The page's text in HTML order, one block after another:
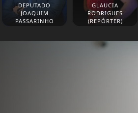
DEPUTADO
JOAQUIM
PASSARINHO
GLAUCIA
RODRIGUES
(REPÓRTER)